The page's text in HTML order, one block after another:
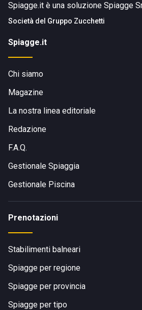
Spiagge.it è una soluzione Spiagge
Società del Gruppo Zucchetti
Spiagge.it
Chi siamo
Magazine
La nostra linea editoriale
Redazione
F.A.Q.
Gestionale Spiaggia
Gestionale Piscina
Prenotazioni
Stabilimenti balneari
Spiagge per regione
Spiagge per provincia
Spiagge per tipo